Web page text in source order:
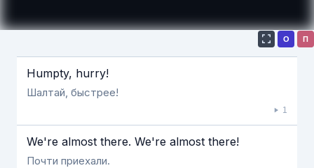
Если видео долго не грузится, выключите VPN
О П
Humpty, hurry!
Шалтай, быстрее!
1
We're almost there. We're almost there!
Почти приехали.